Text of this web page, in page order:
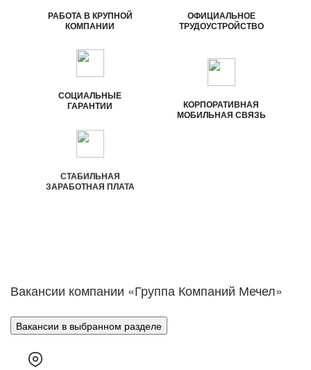
РАБОТА В КРУПНОЙ
КОМПАНИИ
ОФИЦИАЛЬНОЕ
ТРУДОУСТРОЙСТВО
СОЦИАЛЬНЫЕ
ГАРАНТИИ
КОРПОРАТИВНАЯ
МОБИЛЬНАЯ СВЯЗЬ
СТАБИЛЬНАЯ
ЗАРАБОТНАЯ ПЛАТА
Вакансии компании «Группа Компаний Мечел»
Вакансии в выбранном разделе